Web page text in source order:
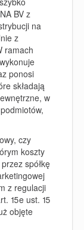
BV z
na
z
ramach
ponosi
składają
w
czy
koszty
spółkę
z regulacji
15e ust. 15
objęte